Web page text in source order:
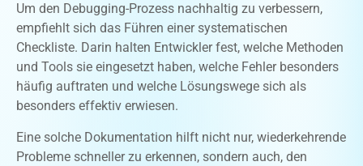
Um den Debugging-Prozess nachhaltig zu verbessern,
empfiehlt sich das Führen einer systematischen
Checkliste. Darin halten Entwickler fest, welche Methoden
und Tools sie eingesetzt haben, welche Fehler besonders
häufig auftraten und welche Lösungswege sich als
besonders effektiv erwiesen.
Eine solche Dokumentation hilft nicht nur, wiederkehrende
Probleme schneller zu erkennen, sondern auch, den